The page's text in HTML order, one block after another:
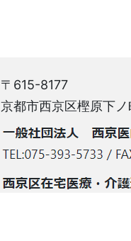
〒615-8177
京都市西京区樫原下